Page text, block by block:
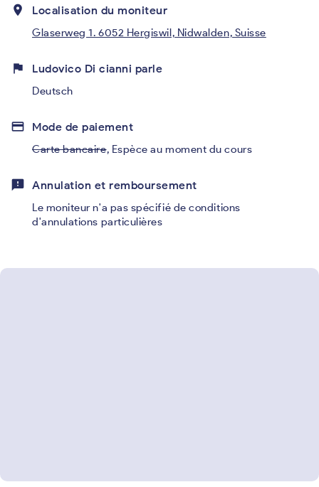
place Localisation du moniteur
Glaserweg 1. 6052 Hergiswil, Nidwalden, Suisse
flag Ludovico Di cianni parle
Deutsch
credit_card Mode de paiement
Carte bancaire, Espèce au moment du cours
feedback Annulation et remboursement
Le moniteur n'a pas spécifié de conditions
d'annulations particulières